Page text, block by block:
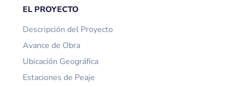
EL PROYECTO
Descripción del Proyecto
Avance de Obra
Ubicación Geográfica
Estaciones de Peaje